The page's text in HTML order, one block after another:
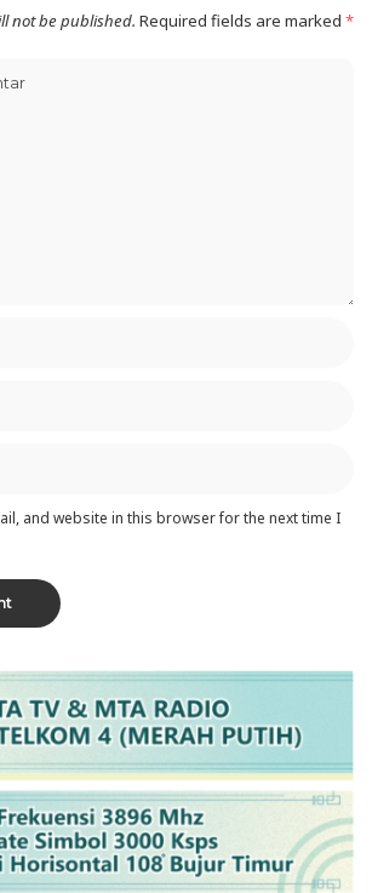
not be published. Required fields are marked *
and website in this browser for the next time I